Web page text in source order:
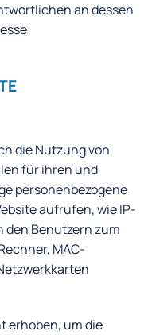
an dessen
die Nutzung von
für ihren und
personenbezogene
aufrufen, wie IP-
den Benutzern zum
MAC-
erhoben, um die